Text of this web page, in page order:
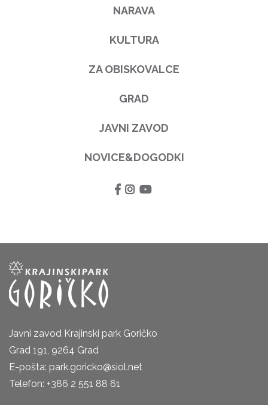
NARAVA
KULTURA
ZA OBISKOVALCE
GRAD
JAVNI ZAVOD
NOVICE&DOGODKI
Javni zavod Krajinski park Goričko
Grad 191, 9264 Grad
E-pošta: park.goricko@siol.net
Telefon: +386 2 551 88 61